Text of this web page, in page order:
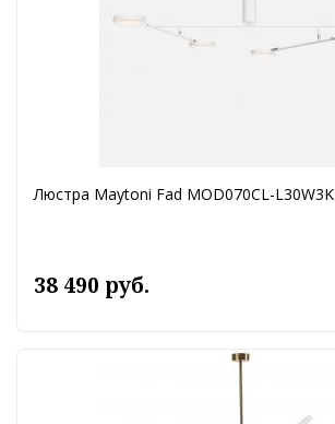
Люстра Maytoni Fad MOD070CL-L30W3K
38 490 руб.